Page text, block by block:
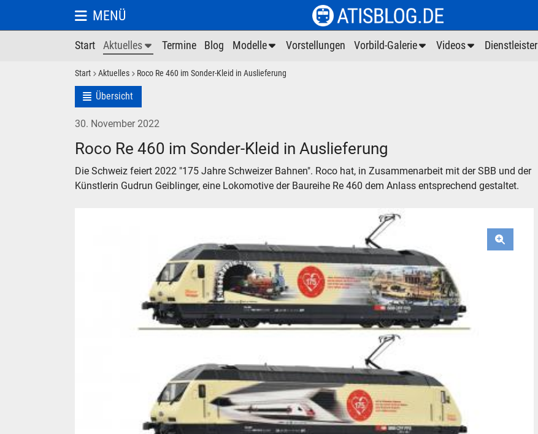
Start Aktuelles Termine Blog Modelle Vorstellungen Vorbild-Galerie Videos Dienstleister
MENÜ
Start Aktuelles Roco Re 460 im Sonder-Kleid in Auslieferung
Übersicht
30. November 2022
Roco Re 460 im Sonder-Kleid in Auslieferung
Die Schweiz feiert 2022 "175 Jahre Schweizer Bahnen". Roco hat, in Zusammenarbeit mit der SBB und der
Künstlerin Gudrun Geiblinger, eine Lokomotive der Baureihe Re 460 dem Anlass entsprechend gestaltet.